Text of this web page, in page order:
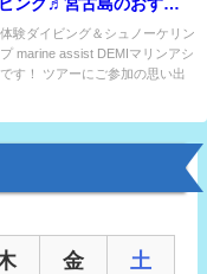
ング♬宮古島のおすす
で♡
験ダイビング＆シュノーケリン
marine assist DEMIマリンアシ
す！ ツアーにご参加の思い出
金 土